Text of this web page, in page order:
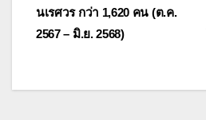
เรื่อง
นเรศวร กว่า 1,620 คน (ต.ค.
2567 – มิ.ย. 2568)